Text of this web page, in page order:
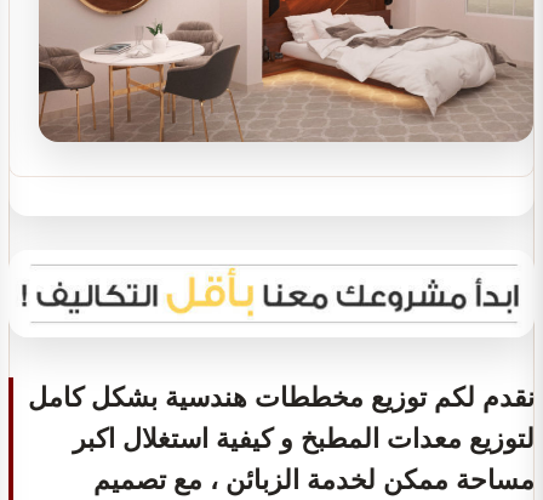
نقدم لكم توزيع مخططات هندسية بشكل كامل
لتوزيع معدات المطبخ و كيفية استغلال اكبر
مساحة ممكن لخدمة الزبائن ، مع تصميم